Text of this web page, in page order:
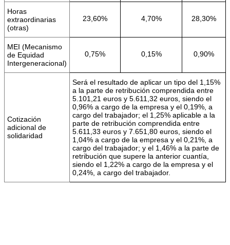
Horas
extraordinarias
(otras)
23,60% 4,70% 28,30%
MEI (Mecanismo
de Equidad
Intergeneracional)
0,75% 0,15% 0,90%
Cotización
adicional de
solidaridad
Será el resultado de aplicar un tipo del 1,15%
a la parte de retribución comprendida entre
5.101,21 euros y 5.611,32 euros, siendo el
0,96% a cargo de la empresa y el 0,19%, a
cargo del trabajador; el 1,25% aplicable a la
parte de retribución comprendida entre
5.611,33 euros y 7.651,80 euros, siendo el
1,04% a cargo de la empresa y el 0,21%, a
cargo del trabajador; y el 1,46% a la parte de
retribución que supere la anterior cuantía,
siendo el 1,22% a cargo de la empresa y el
0,24%, a cargo del trabajador.